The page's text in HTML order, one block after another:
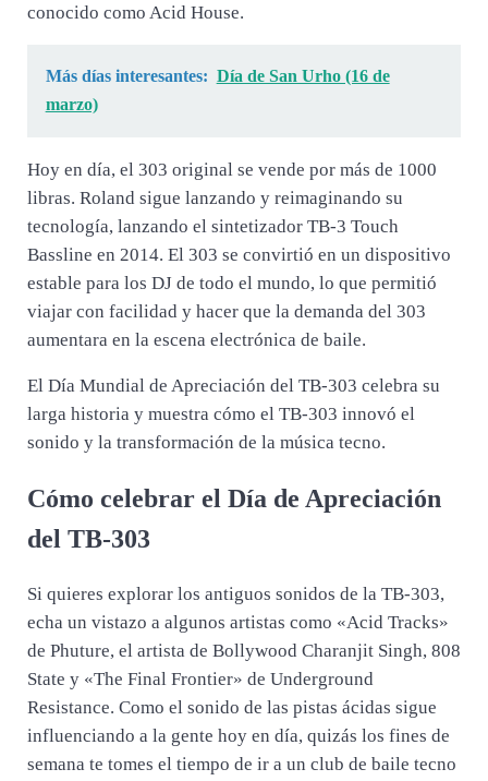
conocido como Acid House.
Más días interesantes: Día de San Urho (16 de
marzo)
Hoy en día, el 303 original se vende por más de 1000
libras. Roland sigue lanzando y reimaginando su
tecnología, lanzando el sintetizador TB-3 Touch
Bassline en 2014. El 303 se convirtió en un dispositivo
estable para los DJ de todo el mundo, lo que permitió
viajar con facilidad y hacer que la demanda del 303
aumentara en la escena electrónica de baile.
El Día Mundial de Apreciación del TB-303 celebra su
larga historia y muestra cómo el TB-303 innovó el
sonido y la transformación de la música tecno.
Cómo celebrar el Día de Apreciación
del TB-303
Si quieres explorar los antiguos sonidos de la TB-303,
echa un vistazo a algunos artistas como «Acid Tracks»
de Phuture, el artista de Bollywood Charanjit Singh, 808
State y «The Final Frontier» de Underground
Resistance. Como el sonido de las pistas ácidas sigue
influenciando a la gente hoy en día, quizás los fines de
semana te tomes el tiempo de ir a un club de baile tecno